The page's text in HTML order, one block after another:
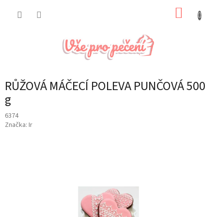
RŮŽOVÁ MÁČECÍ POLEVA PUNČOVÁ 500
g
6374
Značka: Ir